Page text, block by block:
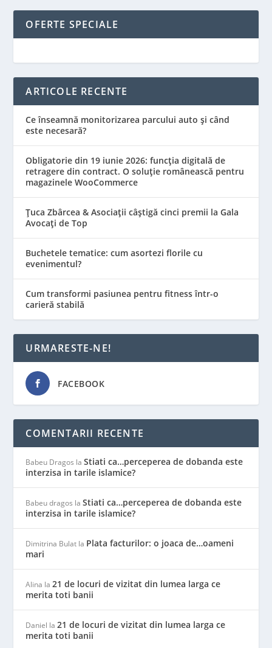
OFERTE SPECIALE
ARTICOLE RECENTE
Ce înseamnă monitorizarea parcului auto și când
este necesară?
Obligatorie din 19 iunie 2026: funcția digitală de
retragere din contract. O soluție românească pentru
magazinele WooCommerce
Țuca Zbârcea & Asociații câștigă cinci premii la Gala
Avocați de Top
Buchetele tematice: cum asortezi florile cu
evenimentul?
Cum transformi pasiunea pentru fitness într-o
carieră stabilă
URMARESTE-NE!
FACEBOOK
COMENTARII RECENTE
Babeu Dragos laStiati ca…perceperea de dobanda este
interzisa in tarile islamice?
Babeu dragos laStiati ca…perceperea de dobanda este
interzisa in tarile islamice?
Dimitrina Bulat la Plata facturilor: o joaca de…oameni
mari
Alina la21 de locuri de vizitat din lumea larga ce
merita toti banii
Daniel la21 de locuri de vizitat din lumea larga ce
merita toti banii